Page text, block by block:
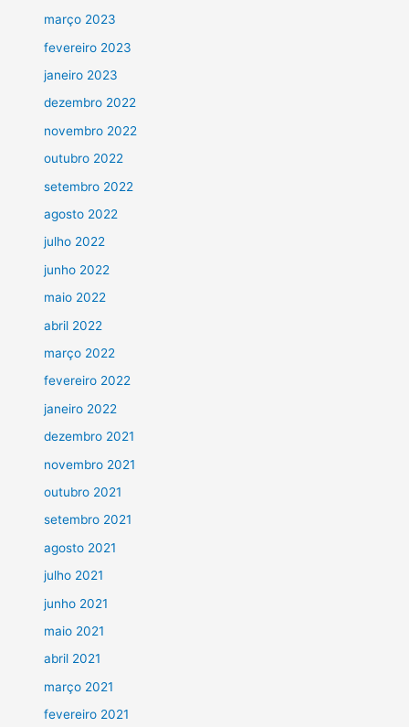
março 2023
fevereiro 2023
janeiro 2023
dezembro 2022
novembro 2022
outubro 2022
setembro 2022
agosto 2022
julho 2022
junho 2022
maio 2022
abril 2022
março 2022
fevereiro 2022
janeiro 2022
dezembro 2021
novembro 2021
outubro 2021
setembro 2021
agosto 2021
julho 2021
junho 2021
maio 2021
abril 2021
março 2021
fevereiro 2021